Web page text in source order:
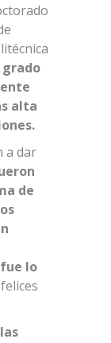
grado
alta
a dar
de
lo
las